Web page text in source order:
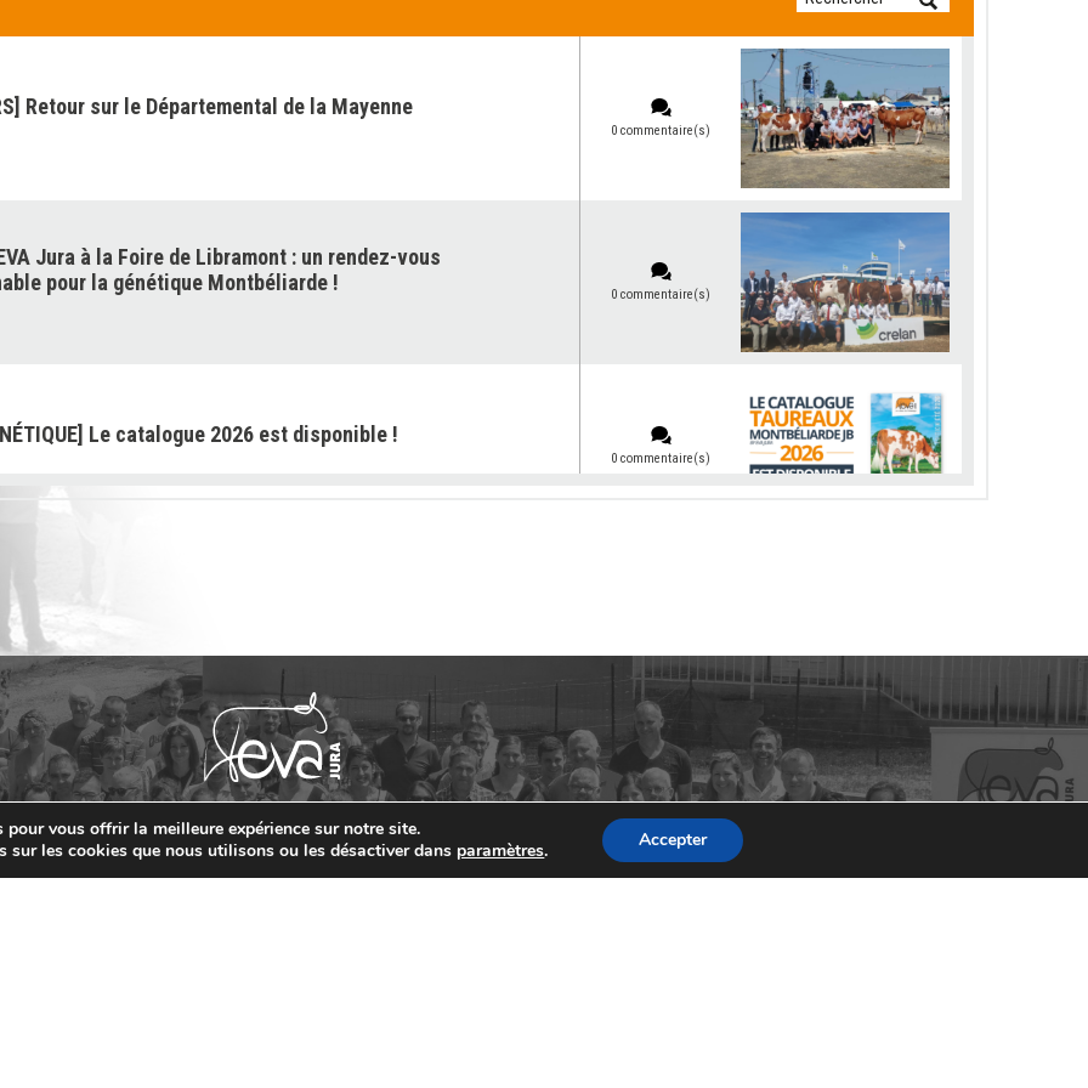
Retour sur le Départemental de la Mayenne
0 commentaire(s)
Jura à la Foire de Libramont : un rendez-vous
pour la génétique Montbéliarde !
0 commentaire(s)
Le catalogue 2026 est disponible !
0 commentaire(s)
Les demandes sont ouvertes pour les « petits
»
: VEMBY JB « TOUJOURS PLUS HAUT ! »
0 commentaire(s)
EXPO DU FUTUR (01) : La génétique MONTBELIARDE JB
0 commentaire(s)
Contact
vous offrir la meilleure expérience sur notre site.
sur les cookies que nous utilisons ou les désactiver dans paramètres. Accepter